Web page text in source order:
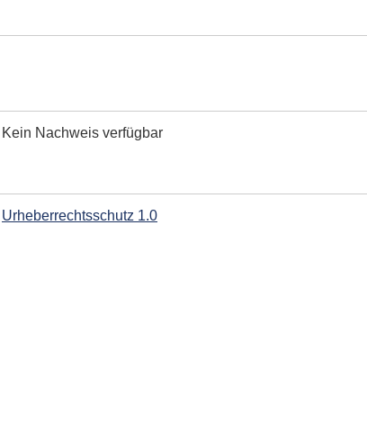
Kein Nachweis verfügbar
Urheberrechtsschutz 1.0